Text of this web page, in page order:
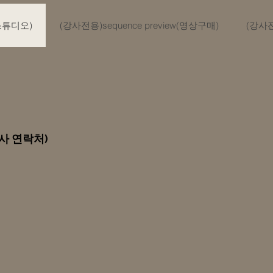
디오) (강사전용)sequence preview(영상구매) (강사
연락처)